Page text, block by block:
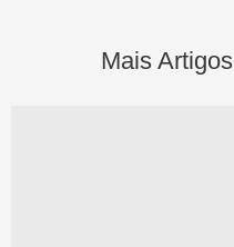
Mais Artigos